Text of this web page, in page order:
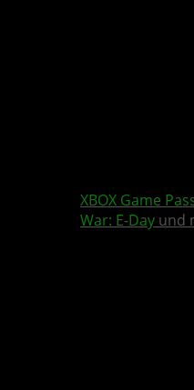
XBOX Game
War: E-Day und